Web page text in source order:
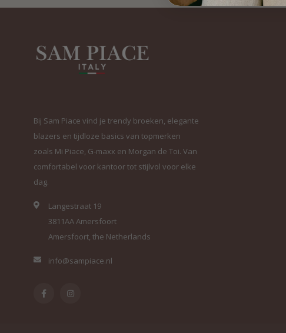
Bij Sam Piace vind je trendy broeken, elegante
blazers en tijdloze basics van topmerken
zoals Mi Piace, G-maxx en Morgan de Toi. Van
comfortabel voor kantoor tot stijlvol voor elke
dag.
Langestraat 19
3811AA Amersfoort
Amersfoort, the Netherlands
info@sampiace.nl